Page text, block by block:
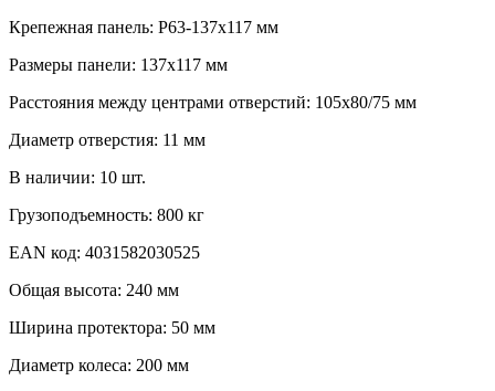
Крепежная панель: P63-137x117 мм
Размеры панели: 137x117 мм
Расстояния между центрами отверстий: 105x80/75 мм
Диаметр отверстия: 11 мм
В наличии: 10 шт.
Грузоподъемность: 800 кг
EAN код: 4031582030525
Общая высота: 240 мм
Ширина протектора: 50 мм
Диаметр колеса: 200 мм